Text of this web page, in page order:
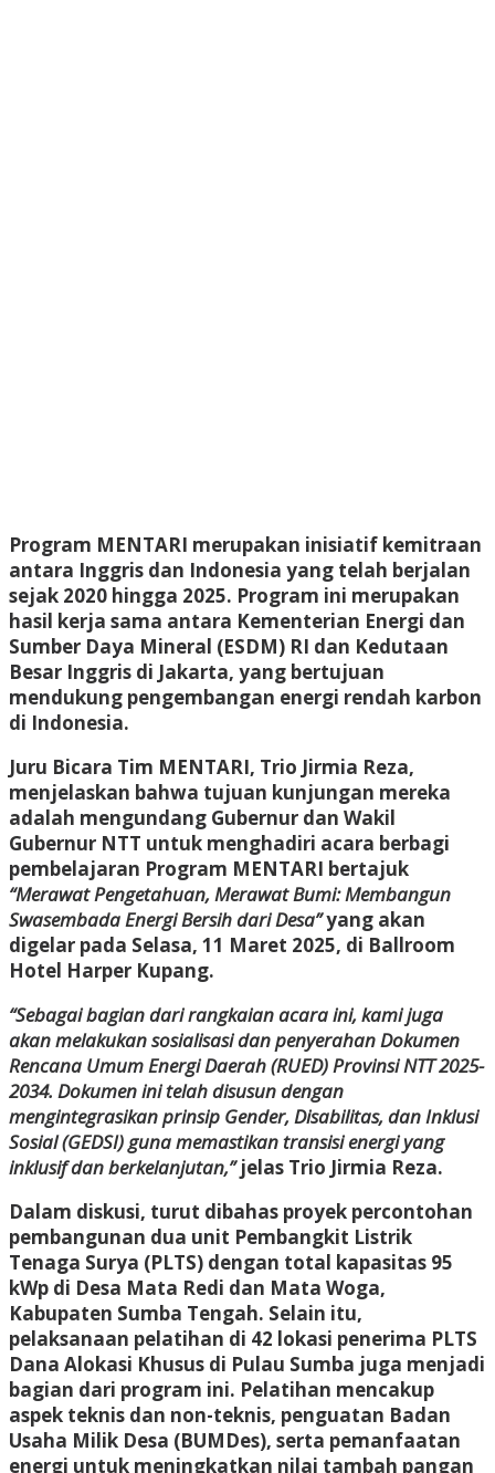
Program MENTARI merupakan inisiatif kemitraan
antara Inggris dan Indonesia yang telah berjalan
sejak 2020 hingga 2025. Program ini merupakan
hasil kerja sama antara Kementerian Energi dan
Sumber Daya Mineral (ESDM) RI dan Kedutaan
Besar Inggris di Jakarta, yang bertujuan
mendukung pengembangan energi rendah karbon
di Indonesia.
Juru Bicara Tim MENTARI, Trio Jirmia Reza,
menjelaskan bahwa tujuan kunjungan mereka
adalah mengundang Gubernur dan Wakil
Gubernur NTT untuk menghadiri acara berbagi
pembelajaran Program MENTARI bertajuk
“Merawat Pengetahuan, Merawat Bumi: Membangun
Swasembada Energi Bersih dari Desa”yang akan
digelar pada Selasa, 11 Maret 2025, di Ballroom
Hotel Harper Kupang.
“Sebagai bagian dari rangkaian acara ini, kami juga
akan melakukan sosialisasi dan penyerahan Dokumen
Rencana Umum Energi Daerah (RUED) Provinsi NTT 2025-
2034. Dokumen ini telah disusun dengan
mengintegrasikan prinsip Gender, Disabilitas, dan Inklusi
Sosial (GEDSI) guna memastikan transisi energi yang
inklusif dan berkelanjutan,”jelas Trio Jirmia Reza.
Dalam diskusi, turut dibahas proyek percontohan
pembangunan dua unit Pembangkit Listrik
Tenaga Surya (PLTS) dengan total kapasitas 95
kWp di Desa Mata Redi dan Mata Woga,
Kabupaten Sumba Tengah. Selain itu,
pelaksanaan pelatihan di 42 lokasi penerima PLTS
Dana Alokasi Khusus di Pulau Sumba juga menjadi
bagian dari program ini. Pelatihan mencakup
aspek teknis dan non-teknis, penguatan Badan
Usaha Milik Desa (BUMDes), serta pemanfaatan
energi untuk meningkatkan nilai tambah pangan